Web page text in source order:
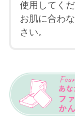
使用してくだ
お肌に合わ
さい。